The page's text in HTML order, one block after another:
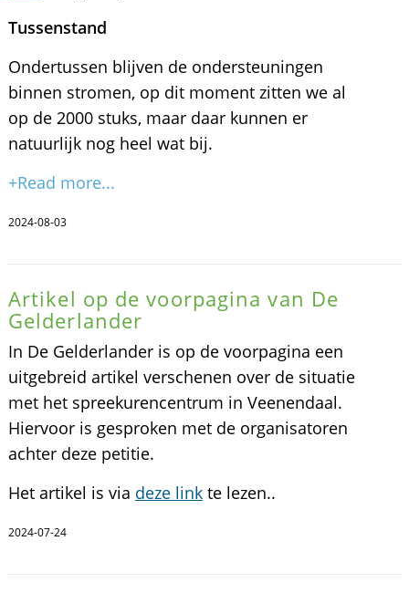
Tussenstand
Ondertussen blijven de ondersteuningen
binnen stromen, op dit moment zitten we al
op de 2000 stuks, maar daar kunnen er
natuurlijk nog heel wat bij.
+Read more...
2024-08-03
Artikel op de voorpagina van De
Gelderlander
In De Gelderlander is op de voorpagina een
uitgebreid artikel verschenen over de situatie
met het spreekurencentrum in Veenendaal.
Hiervoor is gesproken met de organisatoren
achter deze petitie.
Het artikel is via deze linkte lezen..
2024-07-24